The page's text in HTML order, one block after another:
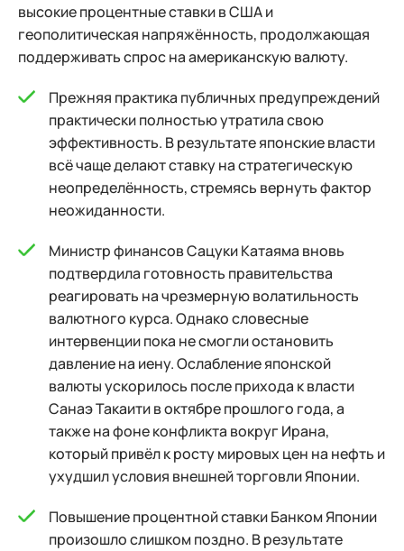
высокие процентные ставки в США и
геополитическая напряжённость, продолжающая
поддерживать спрос на американскую валюту.
Прежняя практика публичных предупреждений
практически полностью утратила свою
эффективность. В результате японские власти
всё чаще делают ставку на стратегическую
неопределённость, стремясь вернуть фактор
неожиданности.
Министр финансов Сацуки Катаяма вновь
подтвердила готовность правительства
реагировать на чрезмерную волатильность
валютного курса. Однако словесные
интервенции пока не смогли остановить
давление на иену. Ослабление японской
валюты ускорилось после прихода к власти
Санаэ Такаити в октябре прошлого года, а
также на фоне конфликта вокруг Ирана,
который привёл к росту мировых цен на нефть и
ухудшил условия внешней торговли Японии.
Повышение процентной ставки Банком Японии
произошло слишком поздно. В результате